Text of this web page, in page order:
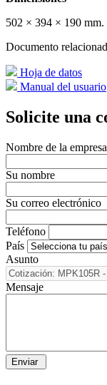
502 × 394 × 190 mm.
Documento
Hoja de datos
Manual del usuario
Solicite una
Nombre de la empresa
Su nombre
Su correo electrónico
Teléfono
País
Asunto
Mensaje